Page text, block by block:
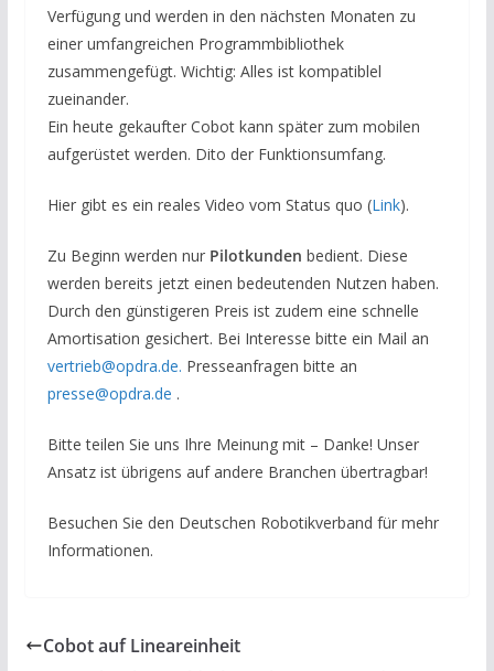
Verfügung und werden in den nächsten Monaten zu
einer umfangreichen Programmbibliothek
zusammengefügt. Wichtig: Alles ist kompatiblel
zueinander.
Ein heute gekaufter Cobot kann später zum mobilen
aufgerüstet werden. Dito der Funktionsumfang.
Hier gibt es ein reales Video vom Status quo (Link).
Zu Beginn werden nur Pilotkunden bedient. Diese
werden bereits jetzt einen bedeutenden Nutzen haben.
Durch den günstigeren Preis ist zudem eine schnelle
Amortisation gesichert. Bei Interesse bitte ein Mail an
vertrieb@opdra.de. Presseanfragen bitte an
presse@opdra.de .
Bitte teilen Sie uns Ihre Meinung mit – Danke! Unser
Ansatz ist übrigens auf andere Branchen übertragbar!
Besuchen Sie den Deutschen Robotikverband für mehr
Informationen.
Cobot auf Lineareinheit